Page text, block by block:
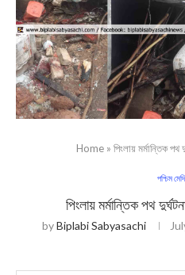
Home » পিংলায় মর্মান্তিক
পশ্চিম
পিংলায় মর্মান্তিক পথ
byBiplabi Sabyasachi